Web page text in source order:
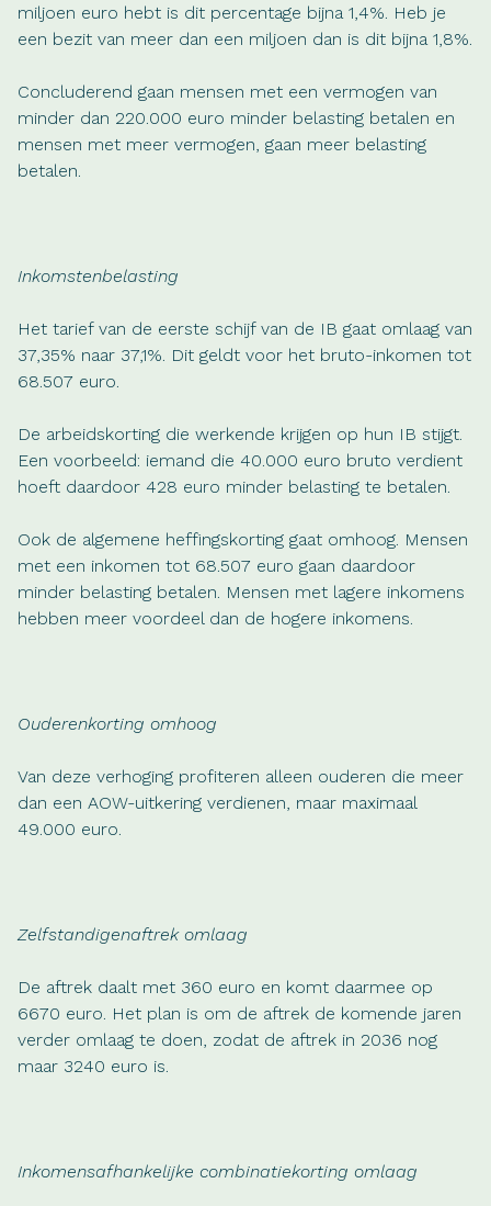
miljoen euro hebt is dit percentage bijna 1,4%. Heb je
een bezit van meer dan een miljoen dan is dit bijna 1,8%.
Concluderend gaan mensen met een vermogen van
minder dan 220.000 euro minder belasting betalen en
mensen met meer vermogen, gaan meer belasting
betalen.
Inkomstenbelasting
Het tarief van de eerste schijf van de IB gaat omlaag van
37,35% naar 37,1%. Dit geldt voor het bruto-inkomen tot
68.507 euro.
De arbeidskorting die werkende krijgen op hun IB stijgt.
Een voorbeeld: iemand die 40.000 euro bruto verdient
hoeft daardoor 428 euro minder belasting te betalen.
Ook de algemene heffingskorting gaat omhoog. Mensen
met een inkomen tot 68.507 euro gaan daardoor
minder belasting betalen. Mensen met lagere inkomens
hebben meer voordeel dan de hogere inkomens.
Ouderenkorting omhoog
Van deze verhoging profiteren alleen ouderen die meer
dan een AOW-uitkering verdienen, maar maximaal
49.000 euro.
Zelfstandigenaftrek omlaag
De aftrek daalt met 360 euro en komt daarmee op
6670 euro. Het plan is om de aftrek de komende jaren
verder omlaag te doen, zodat de aftrek in 2036 nog
maar 3240 euro is.
Inkomensafhankelijke combinatiekorting omlaag